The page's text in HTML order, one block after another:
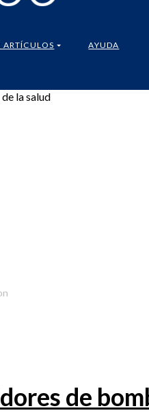
ARTÍCULOS AYUDA
la salud
de